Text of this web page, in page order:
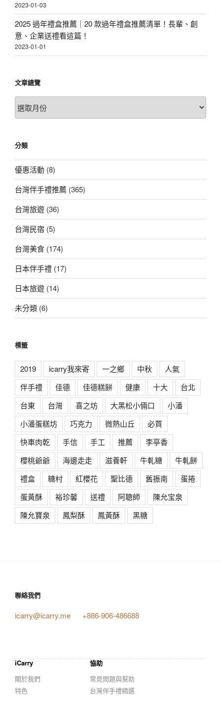
2023-01-03
2025 過年禮盒推薦｜20 款過年禮盒推薦清單！長輩、創
意、企業送禮看這篇！
2023-01-01
文章總覽
文
章
分類
優惠活動 (8)
台灣伴手禮推薦 (365)
台灣旅遊 (36)
台灣民宿 (5)
台灣美食 (174)
日本伴手禮 (17)
日本旅遊 (14)
未分類 (6)
標籤
2019 icarry我來寄 一之鄉 中秋
人氣
伴手禮
佳德 佳德糕餅 健康 十大
台北
台東
台灣 喜之坊 大黑松小倆口
小潘
小潘蛋糕坊
巧克力 微熱山丘
必買
快車肉乾
手信 手工 推薦
李亭香
櫻桃爺爺
海邊走走 滋養軒 牛軋糖
牛軋餅
禮盒
糖村 紅櫻花 聖比德 舊振南
蛋捲
蛋黃酥
裕珍馨 送禮 阿聰師
陳允宝泉
陳允寶泉
鳳梨酥 鳳黃酥 黑糖
聯絡我們
icarry@icarry.me +886-906-486688
iCarry
關於我們
特色
協助
常見問題與幫助
台灣伴手禮精選